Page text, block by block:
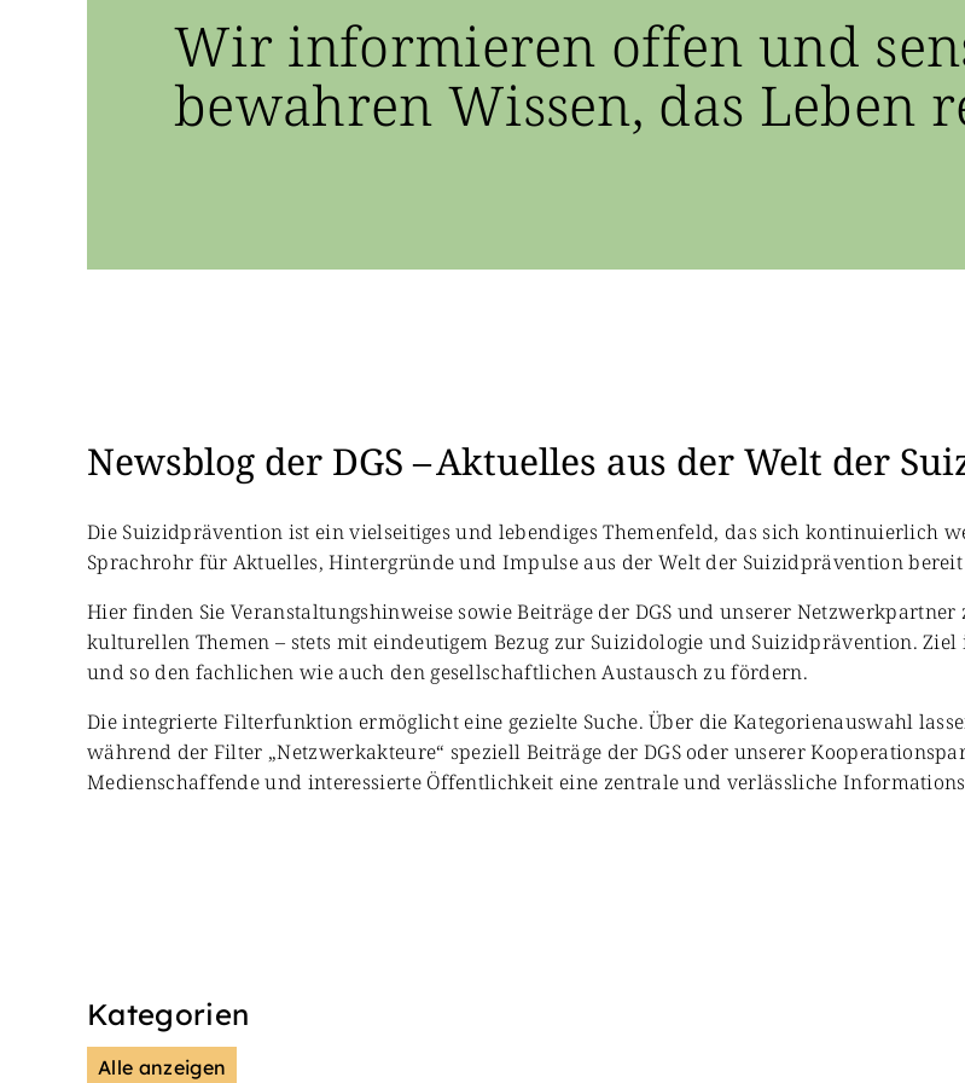
Wir informieren offen und
bewahren Wissen, das Leben
Newsblog der DGS – Aktuelles aus der Welt der
Die Suizidprävention ist ein vielseitiges und lebendiges Themenfeld, das sich kontinuierlich
Sprachrohr für Aktuelles, Hintergründe und Impulse aus der Welt der Suizidprävention
Hier finden Sie Veranstaltungshinweise sowie Beiträge der DGS und unserer
kulturellen Themen – stets mit eindeutigem Bezug zur Suizidologie und Suizidprävention.
und so den fachlichen wie auch den gesellschaftlichen Austausch zu fördern.
Die integrierte Filterfunktion ermöglicht eine gezielte Suche. Über die Kategorienauswahl
während der Filter „Netzwerkakteure“ speziell Beiträge der DGS oder unserer
Medienschaffende und interessierte Öffentlichkeit eine zentrale und verlässliche
Kategorien
Alle anzeigen